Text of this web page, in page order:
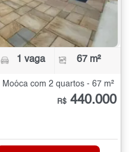
1 vaga 67 m²
com 2 quartos - 67 m²
R$ 440.000